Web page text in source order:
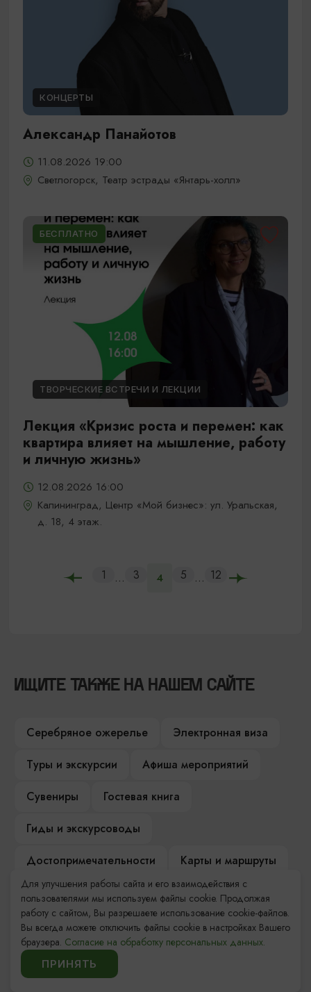
КОНЦЕРТЫ
Александр Панайотов
11.08.2026 19:00
Светлогорск, Театр эстрады «Янтарь-холл»
БЕСПЛАТНО
ТВОРЧЕСКИЕ ВСТРЕЧИ И ЛЕКЦИИ
Лекция «Кризис роста и перемен: как
квартира влияет на мышление, работу
и личную жизнь»
12.08.2026 16:00
Калининград, Центр «Мой бизнес»: ул. Уральская,
д. 18, 4 этаж.
1 ... 3 4 5 ... 12
ИЩИТЕ ТАКЖЕ НА НАШЕМ САЙТЕ
Серебряное ожерелье
Электронная виза
Туры и экскурсии
Афиша мероприятий
Сувениры
Гостевая книга
Гиды и экскурсоводы
Достопримечательности
Карты и маршруты
Рестораны
Гостиницы
Как доехать
Компас Балтийской кухни
Настоящий Калининградец
Для улучшения работы сайта и его взаимодействия с
пользователями мы используем файлы cookie. Продолжая
работу с сайтом, Вы разрешаете использование cookie-файлов.
Вы всегда можете отключить файлы cookie в настройках Вашего
браузера. Согласие на обработку персональных данных.
ПРИНЯТЬ